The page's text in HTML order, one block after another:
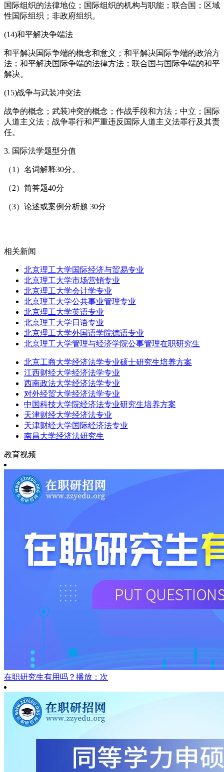
国际组织的法律地位；国际组织的机构与职能；联合国；区域
性国际组织；非政府组织。
(14)和平解决争端法
和平解决国际争端的概念和意义；和平解决国际争端的政治方
法；和平解决国际争端的法律方法；联合国与国际争端的和平
解决。
(15)战争与武装冲突法
战争的概念；武装冲突的概念；作战手段和方法；中立；国际
人道主义法；战争罪行和严重违反国际人道主义法罪行及其责
任。
3. 国际法学题型分值
（1）名词解释30分。
（2）简答题40分
（3）论述或案例分析题 30分
相关新闻
北京理工大学国际经济与贸易专业
北京理工大学市场营销专业
北京理工大学会计学专业
北京理工大学公共事业管理专业
北京理工大学英语专业
北京理工大学日语专业
北京理工大学外国语学院德语专业
北京理工大学管理与经济学院公事管理在职研究生
北京工商大学经济法学专业硕士研究生培养方案
江西财经大学经济法学专业
西南政法大学经济法学专业
对外经贸大学经济法学专业
中国科技大学院经济法专业研究生培养方案
天津财经大学经济法专业
天津财经大学国际经济法专业
南昌大学经济法研究生
教育视频
在职研究生有用吗？ 播放：次